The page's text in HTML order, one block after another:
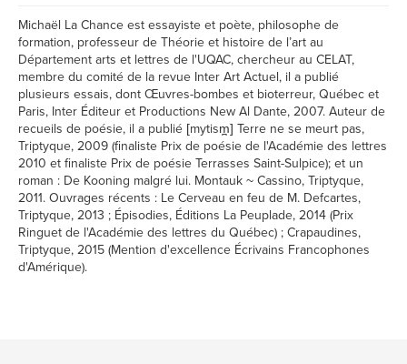
Michaël La Chance est essayiste et poète, philosophe de
formation, professeur de Théorie et histoire de l’art au
Département arts et lettres de l'UQAC, chercheur au CELAT,
membre du comité de la revue Inter Art Actuel, il a publié
plusieurs essais, dont Œuvres-bombes et bioterreur, Québec et
Paris, Inter Éditeur et Productions New Al Dante, 2007. Auteur de
recueils de poésie, il a publié [mytism̪] Terre ne se meurt pas,
Triptyque, 2009 (finaliste Prix de poésie de l'Académie des lettres
2010 et finaliste Prix de poésie Terrasses Saint-Sulpice); et un
roman : De Kooning malgré lui. Montauk ~ Cassino, Triptyque,
2011. Ouvrages récents : Le Cerveau en feu de M. Defcartes,
Triptyque, 2013 ; Épisodies, Éditions La Peuplade, 2014 (Prix
Ringuet de l'Académie des lettres du Québec) ; Crapaudines,
Triptyque, 2015 (Mention d'excellence Écrivains Francophones
d'Amérique).